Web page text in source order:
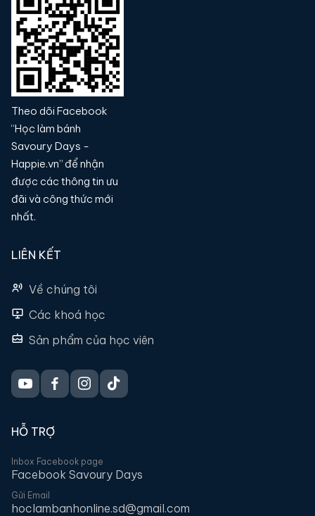
Theo dõi Facebook
“Học làm bánh
Savoury Days -
Happie.vn” để nhận
được các thông tin ưu
đãi và công thức mới
nhất.
LIÊN KẾT
Về chúng tôi
Các khoá học
Sản phẩm của học viên
HỖ TRỢ
Inbox Facebook page
Facebook Savoury Days
Gửi Email
hoclambanhonline.sd@gmail.com